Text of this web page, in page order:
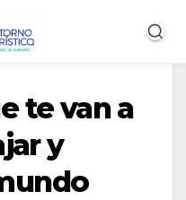
te van a
y